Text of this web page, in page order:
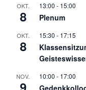
OKT.
8
13:00 - 15:00
Plenum
OKT.
8
15:30 - 17:15
NOV. 10:00 - 17:00